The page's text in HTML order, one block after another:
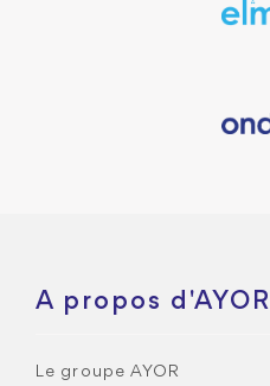
A propos d'AYOR
Le groupe AYOR